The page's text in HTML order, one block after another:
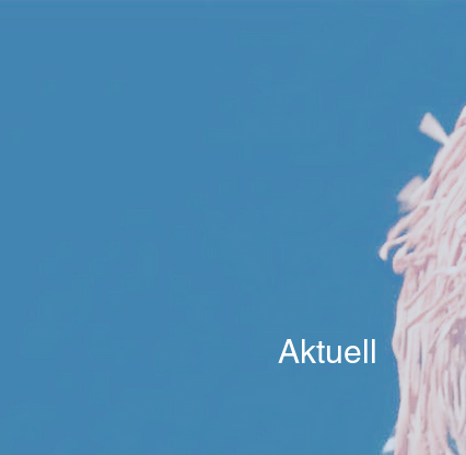
Aktuell